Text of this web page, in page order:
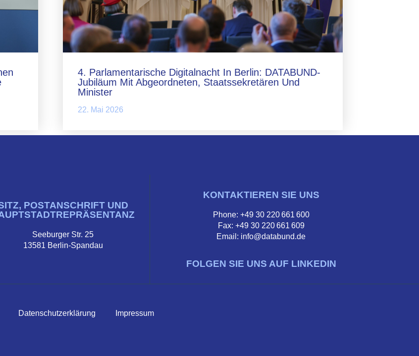
4. Parlamentarische Digitalnacht In Berlin: DATABUND-
Jubiläum Mit Abgeordneten, Staatssekretären Und
Minister
22. Mai 2026
POSTANSCHRIFT UND
Seeburger Str. 25
13581 Berlin-Spandau
KONTAKTIEREN SIE UNS
Phone: +49 30 220 661 600
Fax: +49 30 220 661 609
Email: info@databund.de
FOLGEN SIE UNS AUF LINKEDIN
Datenschutzerklärung Impressum